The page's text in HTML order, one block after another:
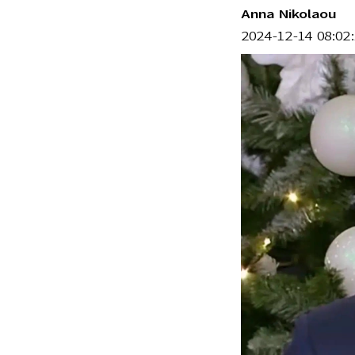
Anna Nikolaou
2024-12-14